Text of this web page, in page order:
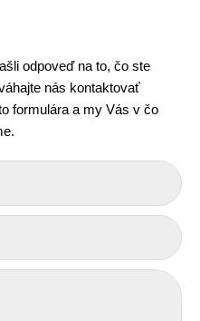
odpoveď na to, čo ste
nás kontaktovať
formulára a my Vás v čo